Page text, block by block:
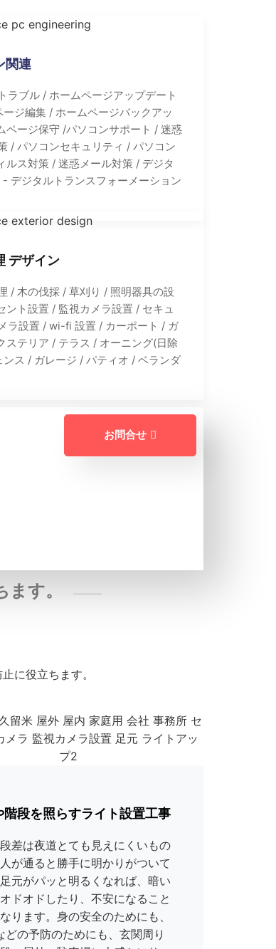
関連
ラブル / ホームページアップデート
ージ編集 / ホームページバックアッ
ページ保守 /パソコンサポート / 迷惑
/ パソコンセキュリティ / パソコン
ルス対策 / 迷惑メール対策 / デジタ
- デジタルトランスフォーメーション
デザイン
/ 木の伐採 / 草刈り / 照明器具の設
ント設置 / 監視カメラ設置 / セキュ
ラ設置 / wi-fi 設置 / カーポート / ガ
ステリア / テラス / オーニング(日除
ンス / ガレージ / パティオ / ベランダ
お問合せ
す。
に役立ちます。
階段を照らすライト設置工事
差は夜道とても見えにくいもの
が通ると勝手に明かりがついて
元がパッと明るくなれば、暗い
ドオドしたり、不安になること
ります。身の安全のためにも、
どの予防のためにも、玄関周り